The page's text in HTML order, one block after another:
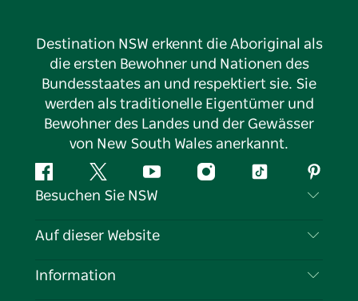
Destination NSW erkennt die Aboriginal als
die ersten Bewohner und Nationen des
Bundesstaates an und respektiert sie. Sie
werden als traditionelle Eigentümer und
Bewohner des Landes und der Gewässer
von New South Wales anerkannt.
FacebookTwitter YouTubeInstagramTikTok
Besuchen Sie NSW
Kontaktieren Sie uns
Auf dieser Website
Reiseziele
Information